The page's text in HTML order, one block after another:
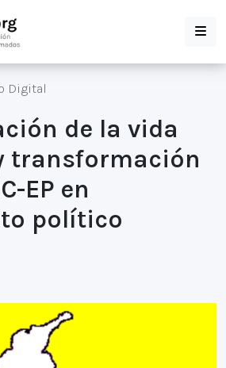
Digital
de la vida
transformación
EP en
político